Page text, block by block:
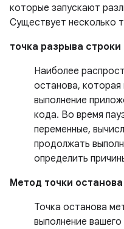
которые запускают
Существует несколько
точка разрыва строки
Наиболее
останова, которая
выполнение
кода. Во время
переменные,
продолжать
определить
Метод точки останова
Точка останова
выполнение